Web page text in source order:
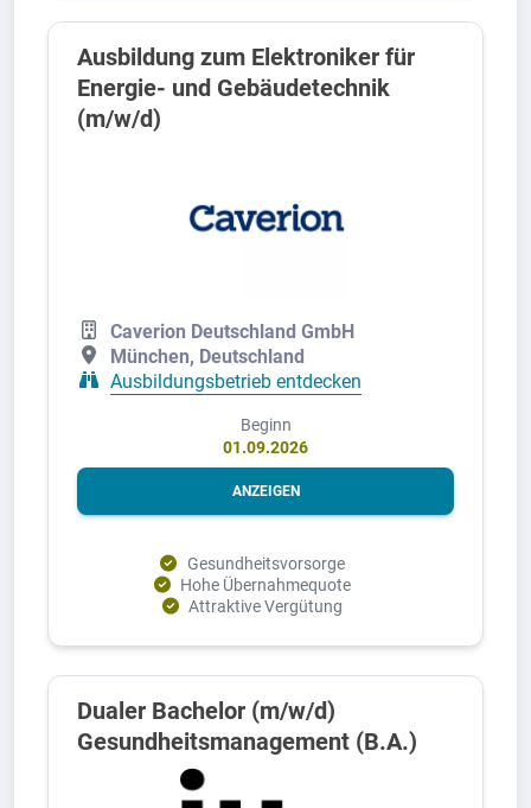
Ausbildung zum Elektroniker für
Energie- und Gebäudetechnik
(m/w/d)
Caverion Deutschland GmbH
München, Deutschland
Ausbildungsbetrieb entdecken
Beginn
01.09.2026
ANZEIGEN
Gesundheitsvorsorge
Hohe Übernahmequote
Attraktive Vergütung
Dualer Bachelor (m/w/d)
Gesundheitsmanagement (B.A.)